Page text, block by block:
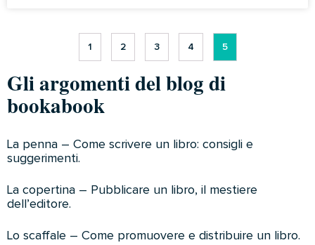
1 2 3 4 5
Gli argomenti del blog di
bookabook
La penna – Come scrivere un libro: consigli e
suggerimenti.
La copertina – Pubblicare un libro, il mestiere
dell’editore.
Lo scaffale – Come promuovere e distribuire un libro.